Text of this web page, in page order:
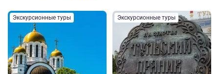
Экскурсионные туры Экскурсионные туры